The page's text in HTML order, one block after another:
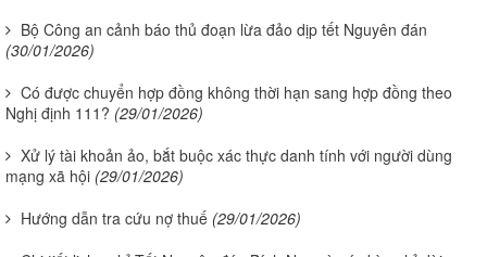
Bộ Công an cảnh báo thủ đoạn lừa đảo dịp tết Nguyên đán
(30/01/2026)
Có được chuyển hợp đồng không thời hạn sang hợp đồng theo
Nghị định 111? (29/01/2026)
Xử lý tài khoản ảo, bắt buộc xác thực danh tính với người dùng
mạng xã hội (29/01/2026)
Hướng dẫn tra cứu nợ thuế (29/01/2026)